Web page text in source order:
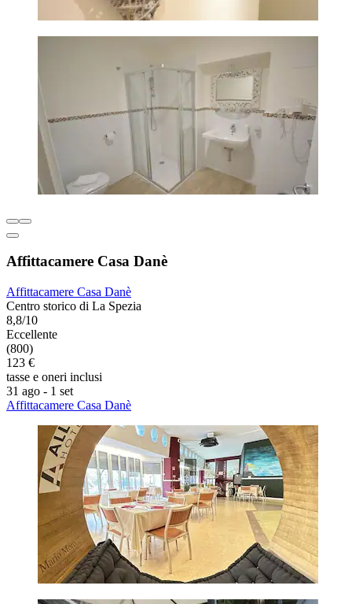
Affittacamere Casa Danè
Affittacamere Casa Danè
Centro storico di La Spezia
8,8/10
Eccellente
(800)
123 €
tasse e oneri inclusi
31 ago - 1 set
Affittacamere Casa Danè